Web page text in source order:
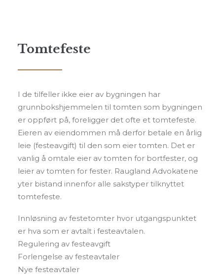
Tomtefeste
I de tilfeller ikke eier av bygningen har
grunnbokshjemmelen til tomten som bygningen
er oppført på, foreligger det ofte et tomtefeste.
Eieren av eiendommen må derfor betale en årlig
leie (festeavgift) til den som eier tomten. Det er
vanlig å omtale eier av tomten for bortfester, og
leier av tomten for fester. Raugland Advokatene
yter bistand innenfor alle sakstyper tilknyttet
tomtefeste.
Innløsning av festetomter hvor utgangspunktet
er hva som er avtalt i festeavtalen.
Regulering av festeavgift
Forlengelse av festeavtaler
Nye festeavtaler